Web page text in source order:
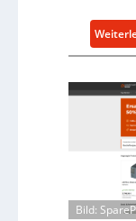
Bild: